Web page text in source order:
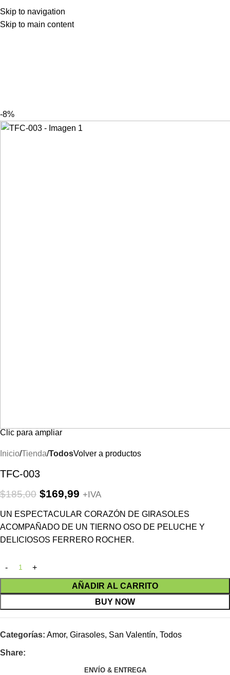
Skip to navigation
Skip to main content
-8%
Clic para ampliar
Inicio Tienda TodosVolver a productos
TFC-003
$185,00 $169,99 +IVA
UN ESPECTACULAR CORAZÓN DE GIRASOLES
ACOMPAÑADO DE UN TIERNO OSO DE PELUCHE Y
DELICIOSOS FERRERO ROCHER.
AÑADIR AL CARRITO
BUY NOW
Categorías: Amor, Girasoles, San Valentín, Todos
Share:
ENVÍO & ENTREGA